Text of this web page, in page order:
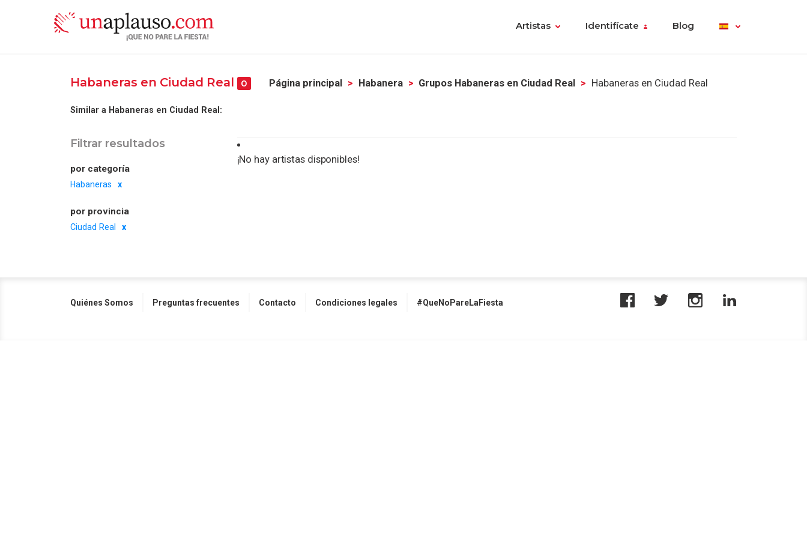
Artistas Identifícate Blog
Habaneras en Ciudad Real 0 Página principal Habanera Grupos Habaneras en Ciudad Real Habaneras en Ciudad Real
Similar a Habaneras en Ciudad Real:
Filtrar resultados
por categoría
Habaneras
por provincia
Ciudad Real
¡No hay artistas disponibles!
Quiénes Somos Preguntas frecuentes Contacto Condiciones legales #QueNoPareLaFiesta